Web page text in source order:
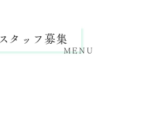
MENU
スタッフ募集